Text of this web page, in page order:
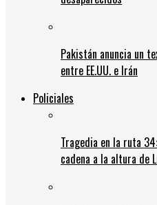
Pakistán anuncia un
entre EE.UU. e Irán
Policiales
Tragedia en la ruta
cadena a la altura de